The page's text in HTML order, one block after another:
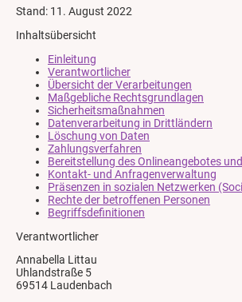
Stand: 11. August 2022
Inhaltsübersicht
Einleitung
Verantwortlicher
Übersicht der Verarbeitungen
Maßgebliche Rechtsgrundlagen
Sicherheitsmaßnahmen
Datenverarbeitung in Drittländern
Löschung von Daten
Zahlungsverfahren
Bereitstellung des Onlineangebotes
Kontakt- und Anfragenverwaltung
Präsenzen in sozialen Netzwerken
Rechte der betroffenen Personen
Begriffsdefinitionen
Verantwortlicher
Annabella Littau
Uhlandstraße 5
69514 Laudenbach